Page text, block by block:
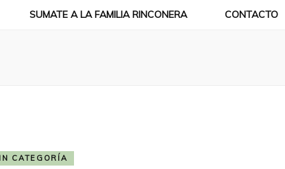
SUMATE A LA FAMILIA RINCONERA CONTACTO
CATEGORÍA